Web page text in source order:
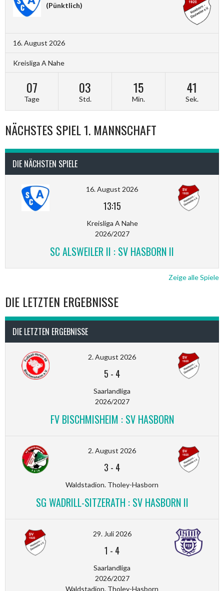
(Pünktlich)
16. August 2026
Kreisliga A Nahe
07
Tage
03
Std.
15
Min.
40
Sek.
NÄCHSTES SPIEL 1. MANNSCHAFT
DIE NÄCHSTEN SPIELE
16. August 2026
13:15
Kreisliga A Nahe
2026/2027
SC ALSWEILER II : SV HASBORN II
Zeige alle Spiele
DIE LETZTEN ERGEBNISSE
DIE LETZTEN ERGEBNISSE
2. August 2026
5 - 4
Saarlandliga
2026/2027
FV BISCHMISHEIM : SV HASBORN
2. August 2026
3 - 4
Waldstadion. Tholey-Hasborn
SG WADRILL-SITZERATH : SV HASBORN II
29. Juli 2026
1 - 4
Saarlandliga
2026/2027
Waldstadion. Tholey-Hasborn